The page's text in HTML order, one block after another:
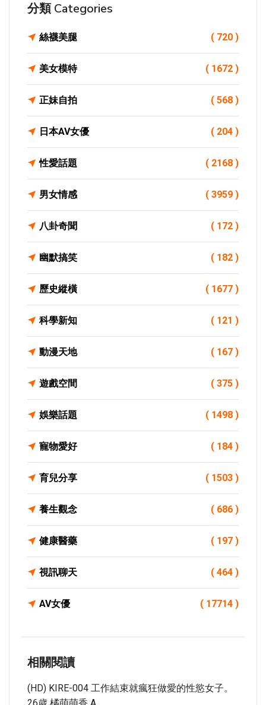
分類 Categories
絲襪美腿 ( 720 )
美女模特 ( 1672 )
正妹自拍 ( 568 )
日本AV女優 ( 204 )
性愛話題 ( 2168 )
男女情感 ( 3959 )
八卦奇聞 ( 172 )
幽默搞笑 ( 182 )
歷史縱橫 ( 1677 )
科學新知 ( 121 )
動漫天地 ( 167 )
遊戲空間 ( 375 )
娛樂話題 ( 1498 )
寵物愛好 ( 184 )
育兒分享 ( 1503 )
養生觀念 ( 686 )
健康醫藥 ( 197 )
視訊聊天 ( 464 )
AV女優 ( 17714 )
相關閱讀
(HD) KIRE-004 工作結束就瘋狂做愛的性慾女子。